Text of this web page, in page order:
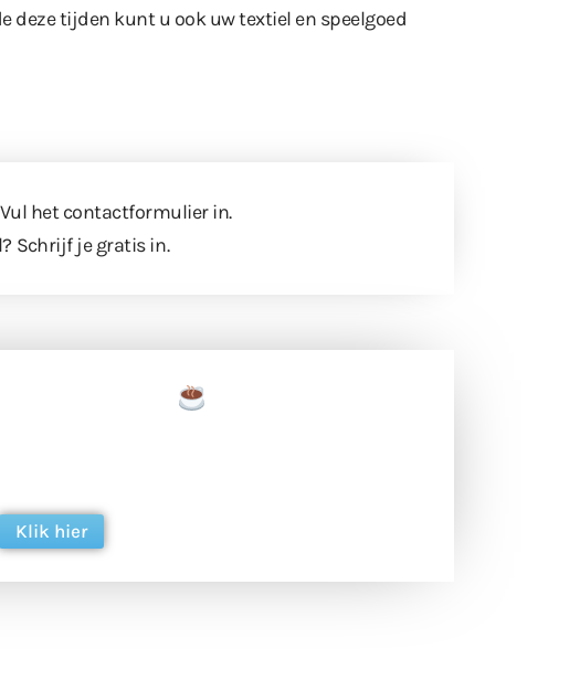
deze tijden kunt u ook uw textiel en speelgoed
het contactformulierin.
Schrijf je gratis in.
Klik hier